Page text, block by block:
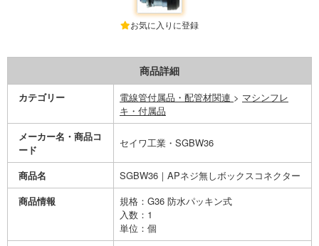
お気に入りに登録
商品詳細
カテゴリー 電線管付属品・配管材関連 > マシンフレ
キ・付属品
メーカー名・商品コ
ード
セイワ工業・SGBW36
商品名
SGBW36｜APネジ無しボックスコネクター
商品情報
規格：G36 防水パッキン式
入数：1
単位：個